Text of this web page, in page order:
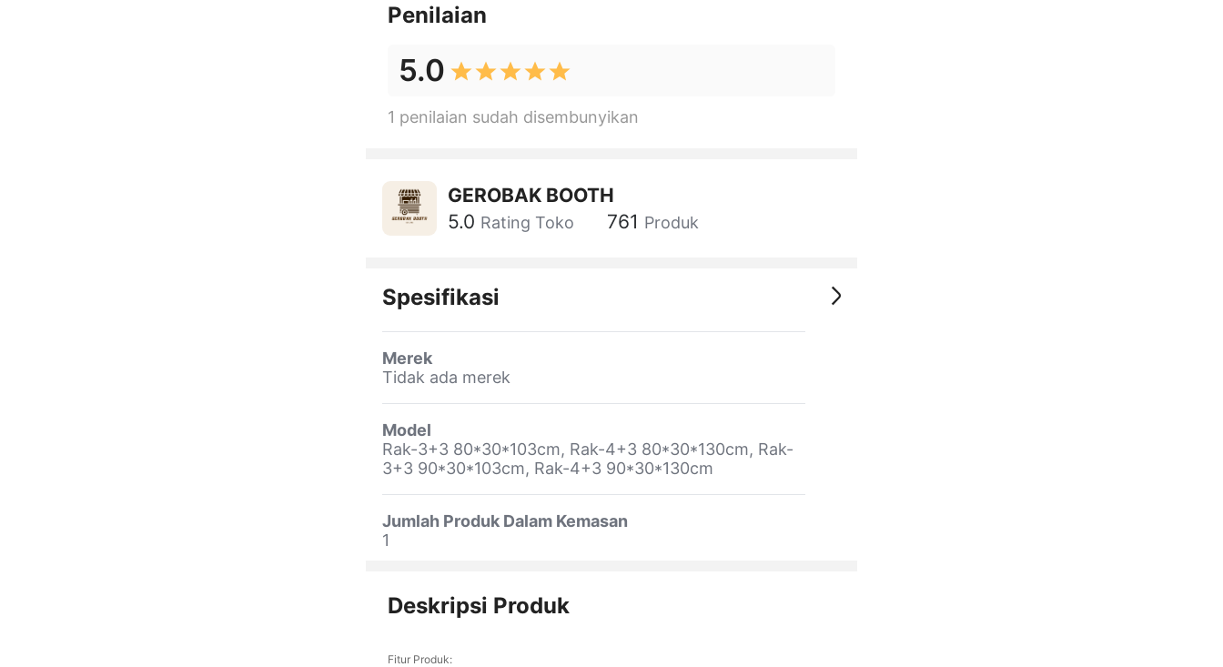
Penilaian
5.0
1 penilaian sudah disembunyikan
GEROBAK BOOTH
5.0 Rating Toko 761 Produk
Spesifikasi
Merek
Tidak ada merek
Model
Rak-3+3 80*30*103cm, Rak-4+3 80*30*130cm, Rak-
3+3 90*30*103cm, Rak-4+3 90*30*130cm
Jumlah Produk Dalam Kemasan
1
Deskripsi Produk
Fitur Produk: